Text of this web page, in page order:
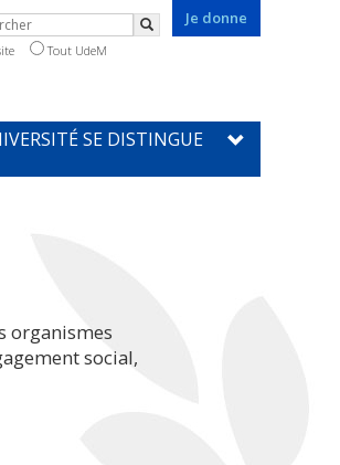
Je donne
Rechercher
Tout UdeM
SE DISTINGUE
organismes
social,